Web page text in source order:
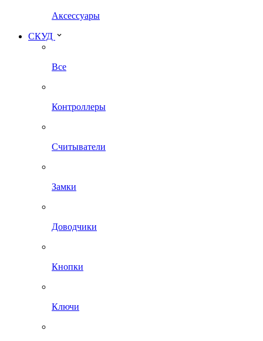
Аксессуары
СКУД
Все
Контроллеры
Считыватели
Замки
Доводчики
Кнопки
Ключи